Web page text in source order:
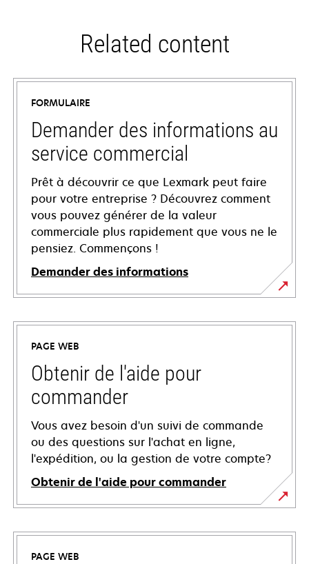
Related content
FORMULAIRE
Demander des informations au
service commercial
Prêt à découvrir ce que Lexmark peut faire
pour votre entreprise ? Découvrez comment
vous pouvez générer de la valeur
commerciale plus rapidement que vous ne le
pensiez. Commençons !
Demander des informations
PAGE WEB
Obtenir de l'aide pour
commander
Vous avez besoin d'un suivi de commande
ou des questions sur l'achat en ligne,
l'expédition, ou la gestion de votre compte?
Obtenir de l'aide pour commander
PAGE WEB